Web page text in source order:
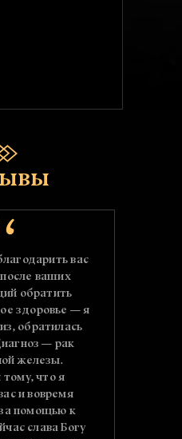
вас
ваших
обратить
здоровье — я
обратилась
— рак
железы.
тому, что я
и вовремя
помощью к
слава Богу